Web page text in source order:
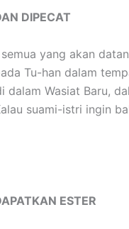
DIPECAT
yang akan
Tu-han dalam
Wasiat Baru,
suami-istri ingin
ESTER